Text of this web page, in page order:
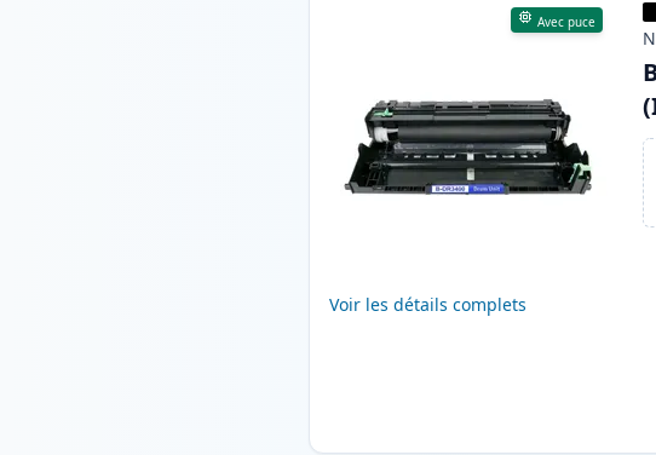
Avec puce
Voir les détails complets